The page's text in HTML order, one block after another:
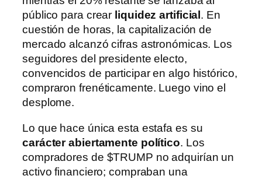
público para crear liquidez artificial . En
cuestión de horas, la capitalización de
mercado alcanzó cifras astronómicas. Los
seguidores del presidente electo,
convencidos de participar en algo histórico,
compraron frenéticamente. Luego vino el
desplome.
Lo que hace única esta estafa es su
carácter abiertamente político. Los
compradores de $TRUMP no adquirían un
activo financiero; compraban una